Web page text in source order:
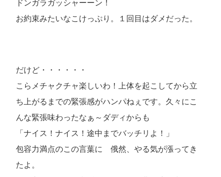
ドンガラガッシャーーン！
お約束みたいなこけっぷり。１回目はダメだった。
だけど・・・・・・
こらメチャクチャ楽しいわ！上体を起こしてから立
ち上がるまでの緊張感がハンパねぇです。久々にこ
んな緊張味わったなぁ～ダディからも
「ナイス！ナイス！途中までバッチリよ！」
包容力満点のこの言葉に 俄然、やる気が漲ってき
たよ。